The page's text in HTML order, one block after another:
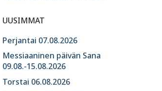
UUSIMMAT
Perjantai 07.08.2026
Messiaaninen päivän Sana
09.08.-15.08.2026
Torstai 06.08.2026